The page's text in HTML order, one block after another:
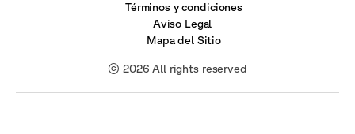
Términos y condiciones
Aviso Legal
Mapa del Sitio
© 2026 All rights reserved